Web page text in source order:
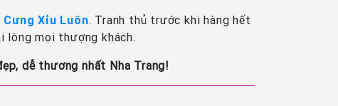
Cưng Xỉu Luôn. Tranh thủ trước khi hàng hết
lòng mọi thượng khách.
dễ thương nhất Nha Trang!